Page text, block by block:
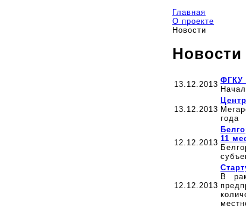
Главная
О проекте
Новости
Новости
13.12.2013 ФГКУ
13.12.2013
года
12.12.2013 11
12.12.2013
В